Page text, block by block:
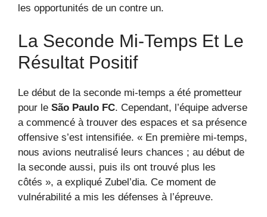
les opportunités de un contre un.
La Seconde Mi-Temps Et Le
Résultat Positif
Le début de la seconde mi-temps a été prometteur
pour le São Paulo FC. Cependant, l’équipe adverse
a commencé à trouver des espaces et sa présence
offensive s’est intensifiée. « En première mi-temps,
nous avions neutralisé leurs chances ; au début de
la seconde aussi, puis ils ont trouvé plus les
côtés », a expliqué Zubel’dia. Ce moment de
vulnérabilité a mis les défenses à l’épreuve.